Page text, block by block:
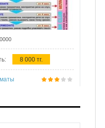
8 000 тг.